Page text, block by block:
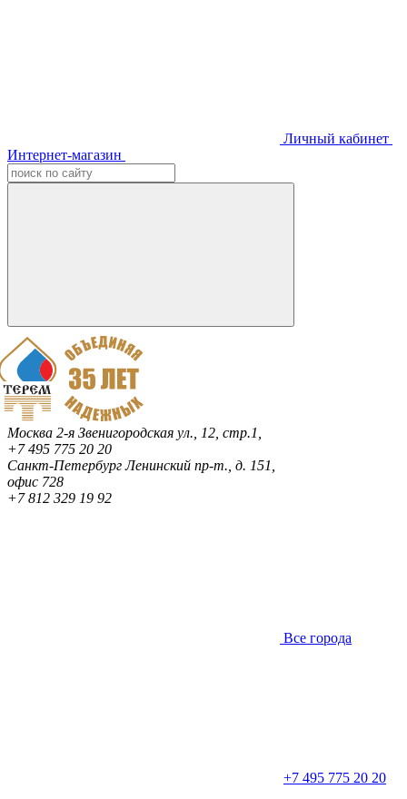
Личный кабинет
Интернет-магазин
Москва 2-я Звенигородская ул., 12, стр.1,
+7 495 775 20 20
Санкт-ПетербургЛенинский пр-т., д. 151,
офис 728
+7 812 329 19 92
Все города
+7 495 775 20 20